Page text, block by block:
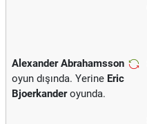
Alexander Abrahamsson
oyun dışında. Yerine Eric
Bjoerkanderoyunda.